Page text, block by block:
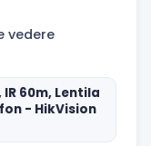
vedere
60m, Lentila
- HikVision